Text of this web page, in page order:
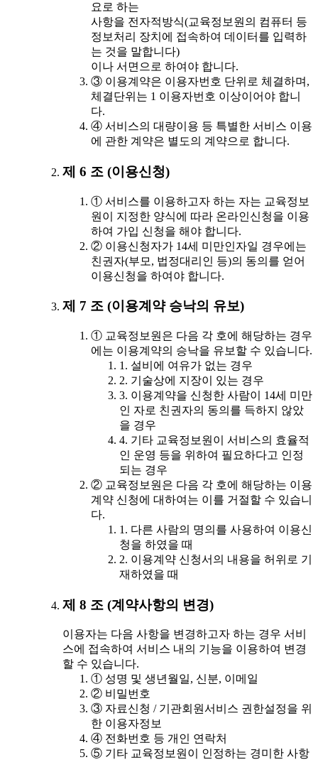
요로 하는
사항을 전자적방식(교육정보원의 컴퓨터 등
정보처리 장치에 접속하여 데이터를 입력하
는 것을 말합니다)
이나 서면으로 하여야 합니다.
③ 이용계약은 이용자번호 단위로 체결하며,
체결단위는 1 이용자번호 이상이어야 합니
다.
④ 서비스의 대량이용 등 특별한 서비스 이용
에 관한 계약은 별도의 계약으로 합니다.
제 6 조 (이용신청)
① 서비스를 이용하고자 하는 자는 교육정보
원이 지정한 양식에 따라 온라인신청을 이용
하여 가입 신청을 해야 합니다.
② 이용신청자가 14세 미만인자일 경우에는
친권자(부모, 법정대리인 등)의 동의를 얻어
이용신청을 하여야 합니다.
제 7 조 (이용계약 승낙의 유보)
① 교육정보원은 다음 각 호에 해당하는 경우
에는 이용계약의 승낙을 유보할 수 있습니다.
1. 설비에 여유가 없는 경우
2. 기술상에 지장이 있는 경우
3. 이용계약을 신청한 사람이 14세 미만
인 자로 친권자의 동의를 득하지 않았
을 경우
4. 기타 교육정보원이 서비스의 효율적
인 운영 등을 위하여 필요하다고 인정
되는 경우
② 교육정보원은 다음 각 호에 해당하는 이용
계약 신청에 대하여는 이를 거절할 수 있습니
다.
1. 다른 사람의 명의를 사용하여 이용신
청을 하였을 때
2. 이용계약 신청서의 내용을 허위로 기
재하였을 때
제 8 조 (계약사항의 변경)
이용자는 다음 사항을 변경하고자 하는 경우 서비
스에 접속하여 서비스 내의 기능을 이용하여 변경
할 수 있습니다.
① 성명 및 생년월일, 신분, 이메일
② 비밀번호
③ 자료신청 / 기관회원서비스 권한설정을 위
한 이용자정보
④ 전화번호 등 개인 연락처
⑤ 기타 교육정보원이 인정하는 경미한 사항